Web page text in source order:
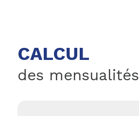
CALCUL
des mensualités